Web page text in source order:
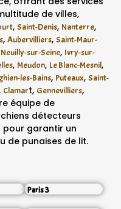
de villes,
, Saint-Denis, Nanterre,
, Aubervilliers, Saint-Maur-
Neuilly-sur-Seine, Ivry-sur-
, Meudon, Le Blanc-Mesnil,
les-Bains, Puteaux, Saint-
Clamart, Gennevilliers,
équipe de
détecteurs
pour garantir un
de punaises de lit.
Paris 3